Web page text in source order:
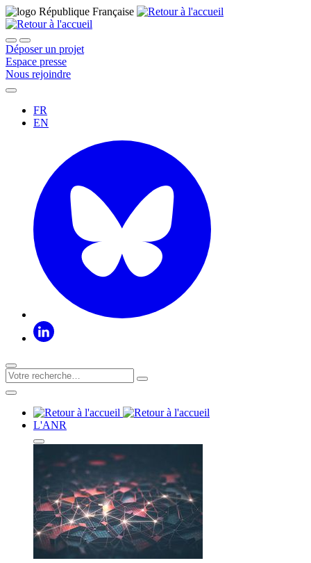
Déposer un projet
Espace presse
Nous rejoindre
FR
EN
L'ANR